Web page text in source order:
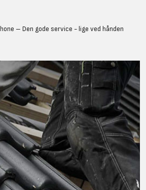
– Den gode service - lige ved hånden